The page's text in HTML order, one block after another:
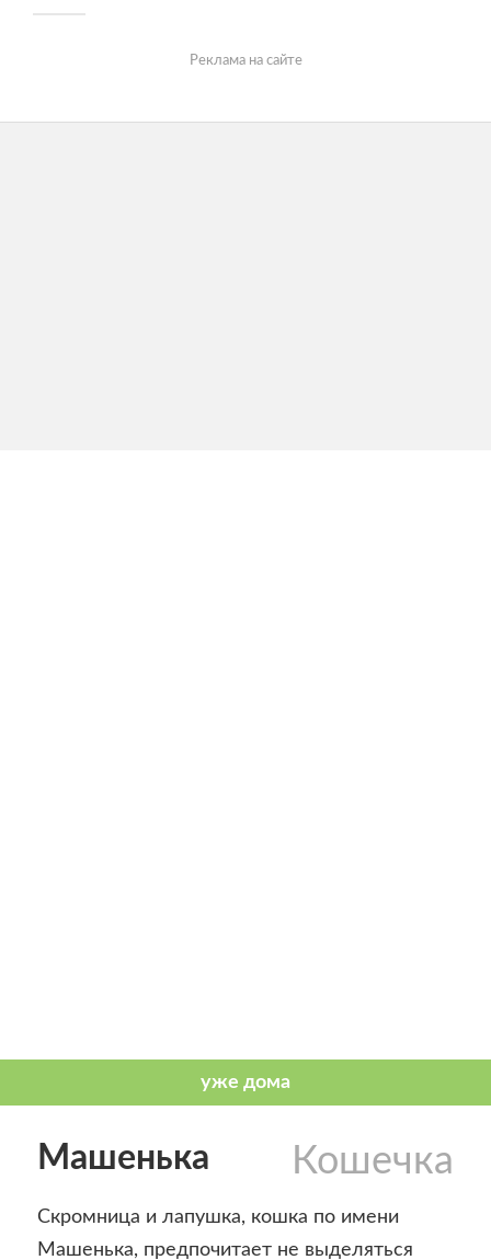
Реклама на сайте
Кошечка
Машенька
Скромница и лапушка, кошка по имени
Машенька, предпочитает не выделяться